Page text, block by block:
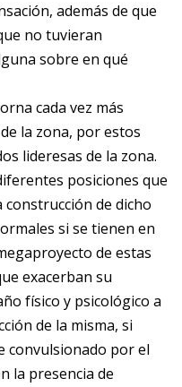
además de que
no tuvieran
sobre en qué
cada vez más
la zona, por estos
lideresas de la zona.
posiciones que
de dicho
si se tienen en
de estas
exacerban su
físico y psicológico a
de la misma, si
convulsionado por el
la presencia de